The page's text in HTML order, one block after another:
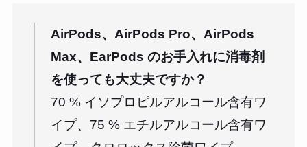
AirPods、AirPods Pro、AirPods
Max、EarPods のお手入れに消毒剤
を使っても大丈夫ですか？
70 % イソプロピルアルコール含有ワ
イプ、75 % エチルアルコール含有ワ